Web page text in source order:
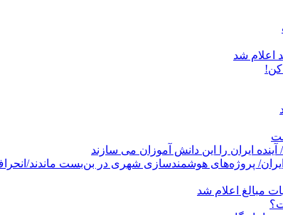
اعلام شد
هوشمندسازی شهری در بن‌بست ماندند/انحراف از طرح جامع
مبالغ اعلام شد